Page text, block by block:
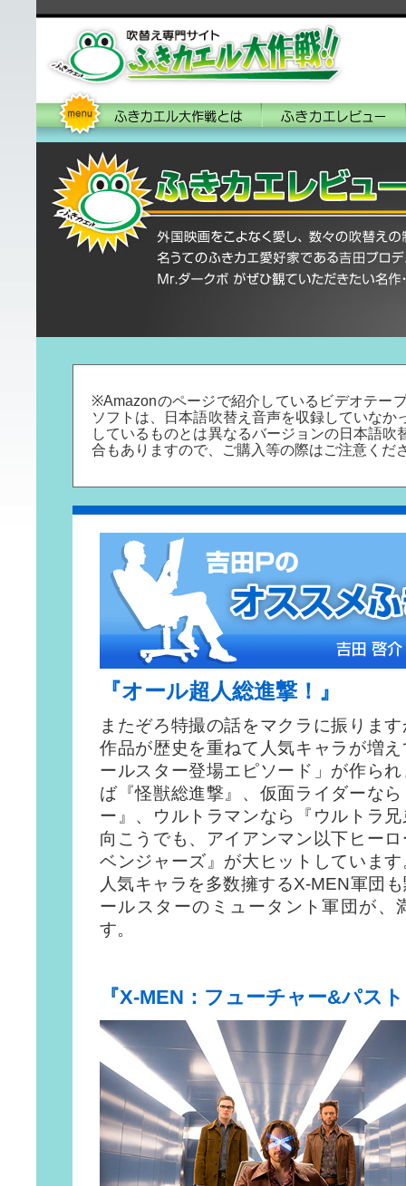
※Amazonのページで紹介しているビデオテー
ソフトは、日本語吹替え音声を収録していなか
しているものとは異なるバージョンの日本語吹
合もありますので、ご購入等の際はご注意くだ
『オール超人総進撃！ 』
またぞろ特撮の話をマクラに振りま
作品が歴史を重ねて人気キャラが増
ールスター登場エピソード」が作ら
ば『怪獣総進撃』、仮面ライダーな
ー』、ウルトラマンなら『ウルトラ
向こうでも、アイアンマン以下ヒー
ベンジャーズ』が大ヒットしていま
人気キャラを多数擁するX-MEN軍団
ールスターのミュータント軍団が、
す。
『X-MEN：フューチャー&パス